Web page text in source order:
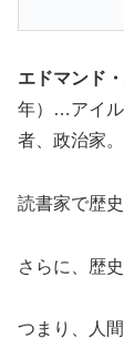
エドマンド
年）…アイル
者、政治家
読書家で歴
さらに、歴
つまり、人